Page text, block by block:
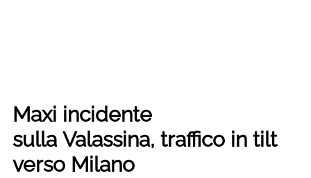
Maxi incidente
sulla Valassina, traffico in tilt
verso Milano